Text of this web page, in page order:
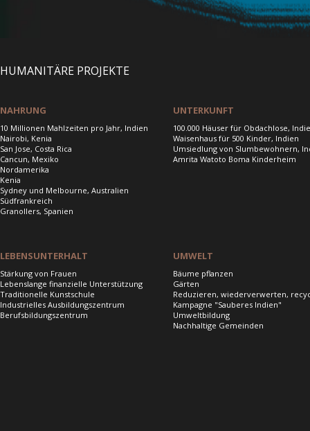
HUMANITÄRE PROJEKTE
NAHRUNG
10 Millionen Mahlzeiten pro Jahr, Indien
Nairobi, Kenia
San Jose, Costa Rica
Cancun, Mexiko
Nordamerika
Kenia
Sydney und Melbourne, Australien
Südfrankreich
Granollers, Spanien
UNTERKUNFT
100.000 Häuser für Obdachlose,
Waisenhaus für 500 Kinder, Indien
Umsiedlung von Slumbewohnern,
Amrita Watoto Boma Kinderheim
LEBENSUNTERHALT
Stärkung von Frauen
Lebenslange finanzielle Unterstützung
Traditionelle Kunstschule
Industrielles Ausbildungszentrum
Berufsbildungszentrum
UMWELT
Bäume pflanzen
Gärten
Reduzieren, wiederverwerten,
Kampagne "Sauberes Indien"
Umweltbildung
Nachhaltige Gemeinden